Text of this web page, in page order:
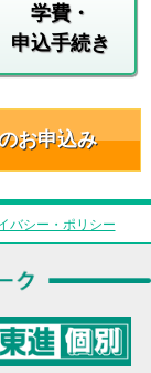
学費・
申込手続き
お申込み
バシー・ポリシー